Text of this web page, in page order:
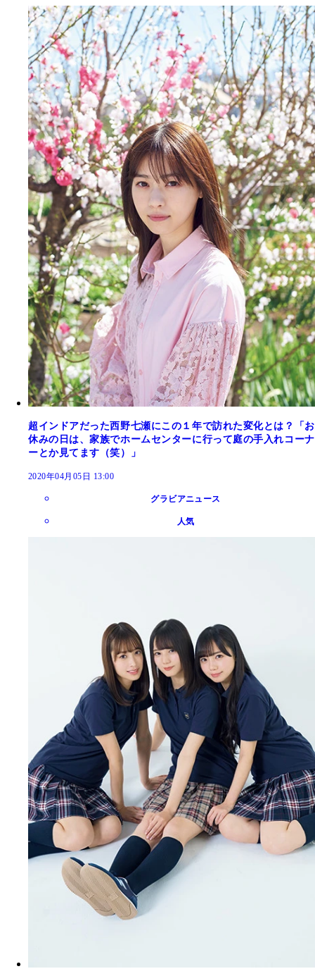
超インドアだった西野七瀬にこの１年で訪れた変化とは？「お
休みの日は、家族でホームセンターに行って庭の手入れコーナ
ーとか見てます（笑）」
2020年04月05日 13:00
グラビアニュース
人気